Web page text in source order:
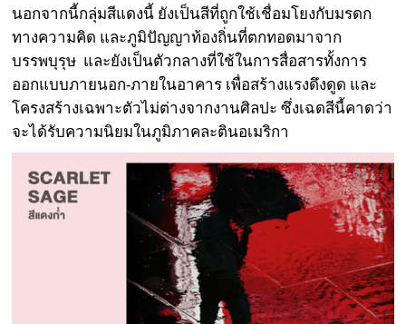
นอกจากนี้กลุ่มสีแดงนี้ ยังเป็นสีที่ถูกใช้เชื่อมโยงกับมรดก
ทางความคิด และภูมิปัญญาท้องถิ่นที่ตกทอดมาจาก
บรรพบุรุษ และยังเป็นตัวกลางที่ใช้ในการสื่อสารทั้งการ
ออกแบบภายนอก-ภายในอาคาร เพื่อสร้างแรงดึงดูด และ
โครงสร้างเฉพาะตัวไม่ต่างจากงานศิลปะ ซึ่งเฉดสีนี้คาดว่า
จะได้รับความนิยมในภูมิภาคละตินอเมริกา